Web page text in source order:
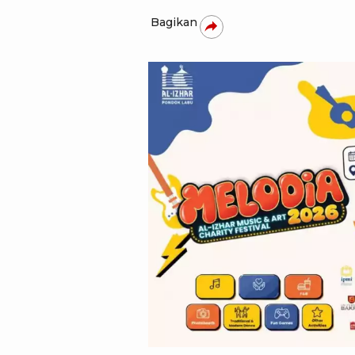
Bagikan
BNI